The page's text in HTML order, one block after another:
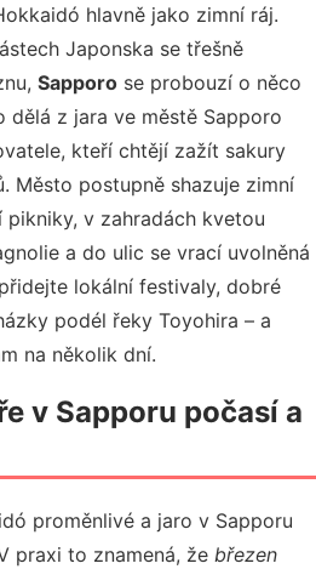
hlavně jako zimní ráj.
Japonska se třešně
Sapporo se probouzí o něco
dělá z jara ve městě Sapporo
kteří chtějí zažít sakury
Město postupně shazuje zimní
pikniky, v zahradách kvetou
a do ulic se vrací uvolněná
lokální festivaly, dobré
podél řeky Toyohira – a
na několik dní.
v Sapporu počasí a
proměnlivé a jaro v Sapporu
praxi to znamená, že březen